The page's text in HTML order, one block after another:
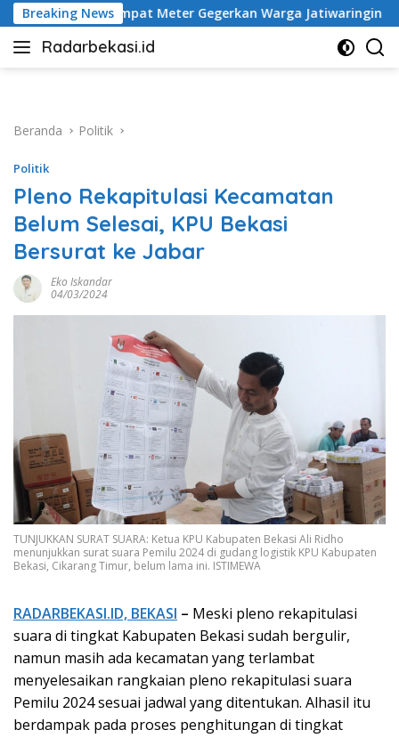
Langsung
ke
konten
Breaking News
Gegerkan Warga Jatiwaringin Tak Kunjung
Radarbekasi.id
Berita
Beranda
Politik
Politik
Pleno Rekapitulasi Kecamatan
Belum Selesai, KPU Bekasi
Bersurat ke Jabar
Eko Iskandar
04/03/2024
TUNJUKKAN SURAT SUARA: Ketua KPU Kabupaten Bekasi Ali Ridho
menunjukkan surat suara Pemilu 2024 di gudang logistik KPU Kabupaten
Bekasi, Cikarang Timur, belum lama ini. ISTIMEWA
RADARBEKASI.ID, BEKASI – Meski pleno rekapitulasi
suara di tingkat Kabupaten Bekasi sudah bergulir,
namun masih ada kecamatan yang terlambat
menyelesaikan rangkaian pleno rekapitulasi suara
Pemilu 2024 sesuai jadwal yang ditentukan. Alhasil itu
berdampak pada proses penghitungan di tingkat